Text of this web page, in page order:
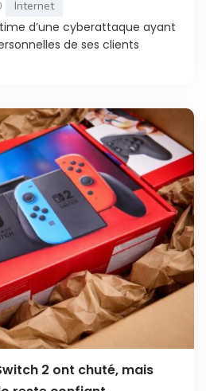
Internet
d’une cyberattaque ayant
de ses clients
2 ont chuté, mais